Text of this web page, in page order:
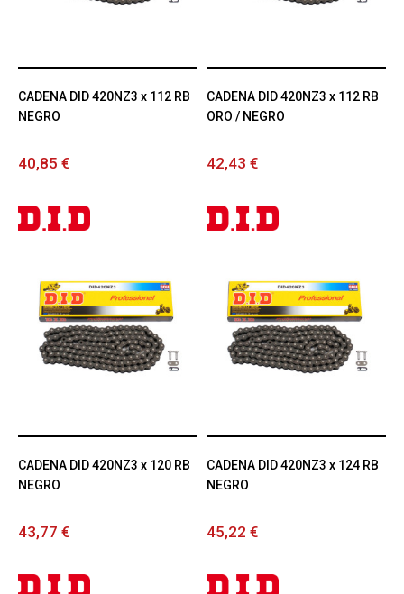
CADENA DID 420NZ3 x 112 RB
NEGRO
40,85 €
CADENA DID 420NZ3 x 112 RB
ORO / NEGRO
42,43 €
CADENA DID 420NZ3 x 120 RB
NEGRO
43,77 €
CADENA DID 420NZ3 x 124 RB
NEGRO
45,22 €